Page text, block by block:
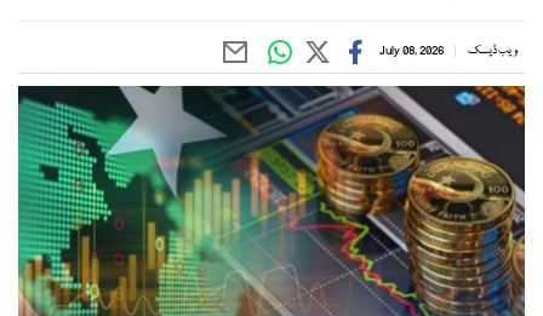
ویب ڈیسک July 08, 2026